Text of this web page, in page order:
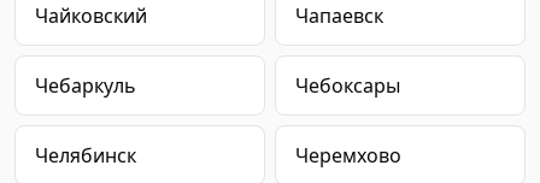
Чайковский Чапаевск
Чебаркуль Чебоксары
Челябинск Черемхово